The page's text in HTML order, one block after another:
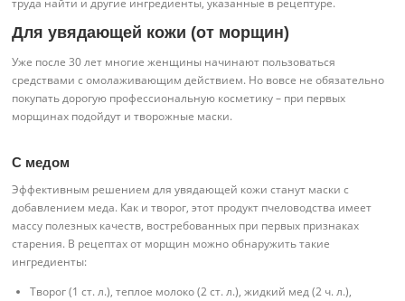
труда найти и другие ингредиенты, указанные в рецептуре.
Для увядающей кожи (от морщин)
Уже после 30 лет многие женщины начинают пользоваться
средствами с омолаживающим действием. Но вовсе не обязательно
покупать дорогую профессиональную косметику – при первых
морщинах подойдут и творожные маски.
С медом
Эффективным решением для увядающей кожи станут маски с
добавлением меда. Как и творог, этот продукт пчеловодства имеет
массу полезных качеств, востребованных при первых признаках
старения. В рецептах от морщин можно обнаружить такие
ингредиенты:
Творог (1 ст. л.), теплое молоко (2 ст. л.), жидкий мед (2 ч. л.),